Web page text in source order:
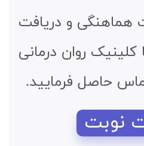
هماهنگی و دریافت
کلینیک روان درمانی
حاصل فرمایید.
نوبت